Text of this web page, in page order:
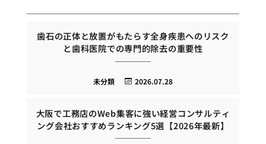
歯石の正体と放置がもたらす全身疾患へのリスク
と歯科医院での専門的除去の重要性
2026.07.28
未分類
大阪で工務店のWeb集客に強い経営コンサルティ
ング会社おすすめランキング5選【2026年最新】